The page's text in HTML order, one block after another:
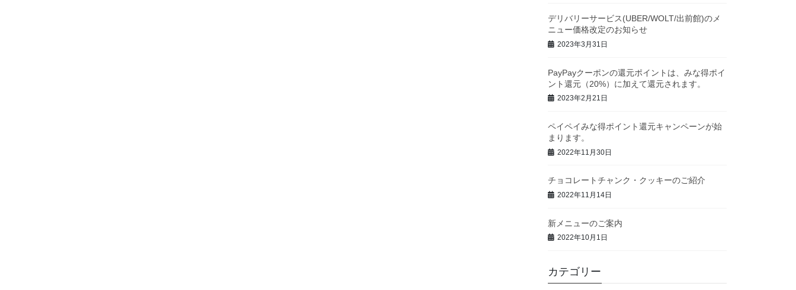
デリバリーサービス(UBER/WOLT/出前館)のメ
ニュー価格改定のお知らせ
2023年3月31日
PayPayクーポンの還元ポイントは、みな得ポイ
ント還元（20%）に加えて還元されます。
2023年2月21日
ペイペイみな得ポイント還元キャンペーンが始
まります。
2022年11月30日
チョコレートチャンク・クッキーのご紹介
2022年11月14日
新メニューのご案内
2022年10月1日
カテゴリー